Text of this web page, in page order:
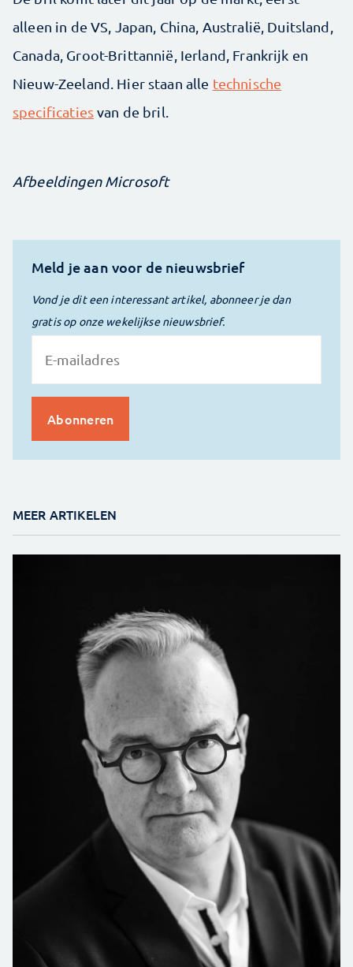
alleen in de VS, Japan, China, Australië, Duitsland,
Canada, Groot-Brittannië, Ierland, Frankrijk en
Nieuw-Zeeland. Hier staan alle technische
specificatiesvan de bril.
Afbeeldingen Microsoft
Meld je aan voor de nieuwsbrief
Vond je dit een interessant artikel, abonneer je dan
gratis op onze wekelijkse nieuwsbrief.
MEER ARTIKELEN